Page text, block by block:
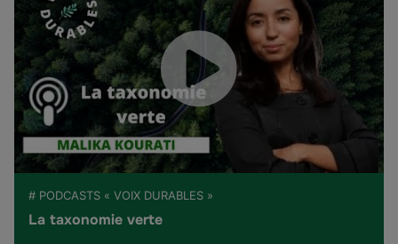
# PODCASTS « VOIX DURABLES »
La taxonomie verte